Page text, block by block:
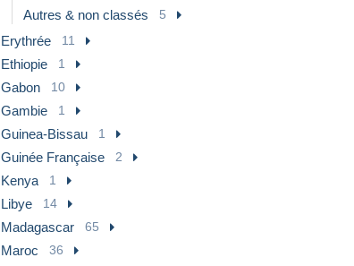
Autres & non classés 5
Erythrée 11
Ethiopie 1
Gabon 10
Gambie 1
Guinea-Bissau 1
Guinée Française 2
Kenya 1
Libye 14
Madagascar 65
Maroc 36